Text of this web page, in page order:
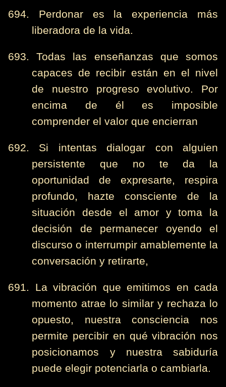
694. Perdonar es la experiencia más
liberadora de la vida.
693. Todas las enseñanzas que somos
capaces de recibir están en el nivel
de nuestro progreso evolutivo. Por
encima de él es imposible
comprender el valor que encierran
692. Si intentas dialogar con alguien
persistente que no te da la
oportunidad de expresarte, respira
profundo, hazte consciente de la
situación desde el amor y toma la
decisión de permanecer oyendo el
discurso o interrumpir amablemente la
conversación y retirarte,
691. La vibración que emitimos en cada
momento atrae lo similar y rechaza lo
opuesto, nuestra consciencia nos
permite percibir en qué vibración nos
posicionamos y nuestra sabiduría
puede elegir potenciarla o cambiarla.